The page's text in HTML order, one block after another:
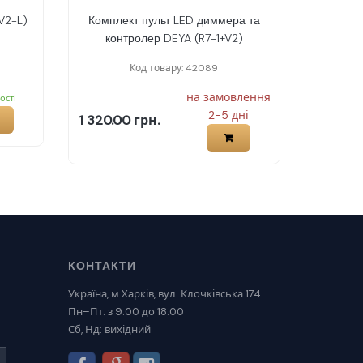
L)
Комплект пульт LED диммера та
контролер DEYA (R7-1+V2)
Код товару: 42089
1 320.00 грн.
на замовлення
2-5 дні
КОНТАКТИ
Україна, м.Харків, вул. Клочківська 174
Пн–Пт: з 9:00 до 18:00
Сб, Нд: вихідний